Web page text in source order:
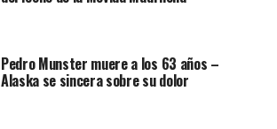
Pedro Munster muere a los 63 años –
Alaska se sincera sobre su dolor